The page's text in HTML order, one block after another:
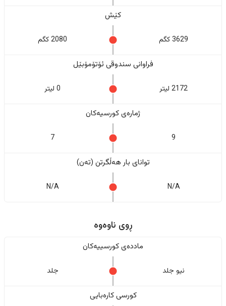
کێش
3629 کگم 2080 کگم
فراوانی سندوقی ئۆتۆمۆبێل
2172 لیتر 0 لیتر
ژمارەی کورسیەکان
9
7
تواناى بار هەڵگرتن (تەن)
N/A
N/A
ڕوی ناوەوە
ماددەی کورسییەکان
نیو جلد جلد
کورسی کارەبایی